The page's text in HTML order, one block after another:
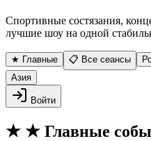
Спортивные состязания,
лучшие шоу на одной
★ Главные 📋 Все сеансы
Азия
Войти
★ ★ Главные